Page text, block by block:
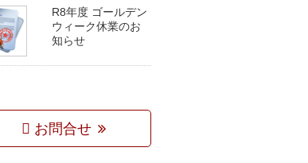
R8年度 ゴールデン
ウィーク休業のお
知らせ
お問合せ